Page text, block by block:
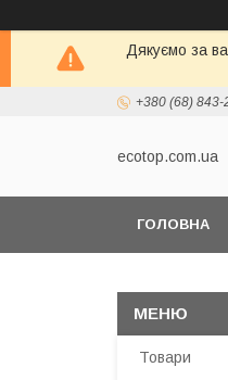
Дякуємо за
+380 (68) 843-
ecotop.com.ua
ГОЛОВНА
Товари